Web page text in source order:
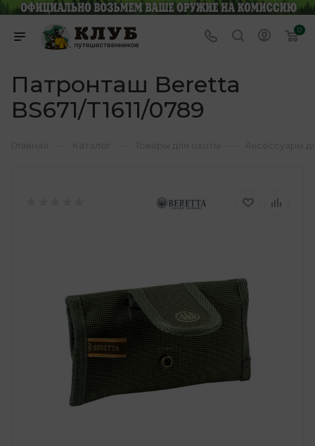
0
Патронташ Beretta
BS671/T1611/0789